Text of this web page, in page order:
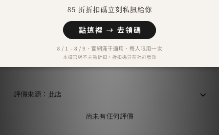
匯款 (台灣脈騰指定帳號)
信用卡分期付款-三期
顧客評價
尚未有任何評價